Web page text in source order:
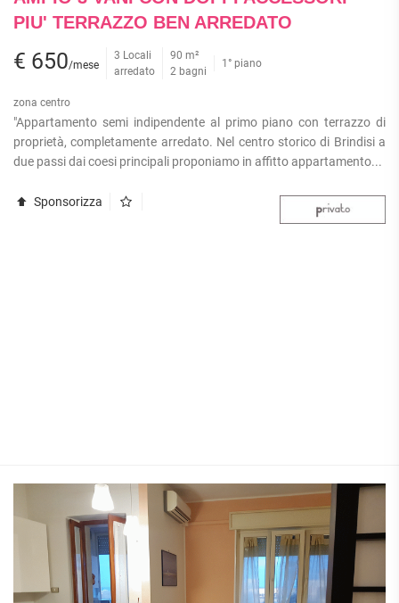
PIU' TERRAZZO BEN ARREDATO
€ 650/mese
3 Locali
arredato
90 m²
2 bagni
1° piano
zona centro
"Appartamento semi indipendente al primo piano con terrazzo di
proprietà, completamente arredato. Nel centro storico di Brindisi a
due passi dai coesi principali proponiamo in affitto appartamento...
Sponsorizza